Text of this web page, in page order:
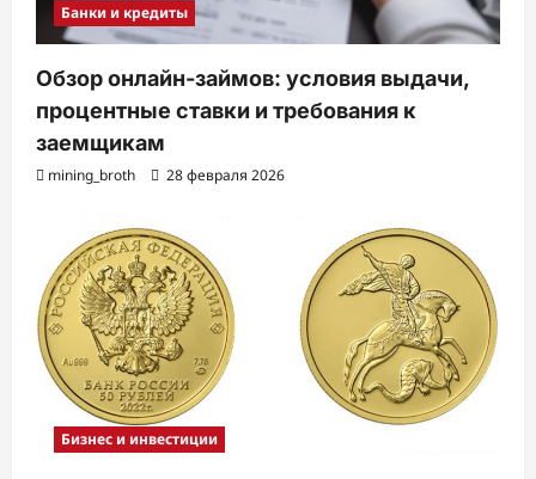
Банки и кредиты
Обзор онлайн-займов: условия выдачи,
процентные ставки и требования к
заемщикам
mining_broth 28 февраля 2026
Бизнес и инвестиции